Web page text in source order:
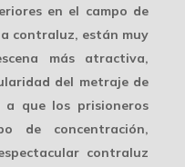
en el campo de
contraluz, están muy
más atractiva,
del metraje de
a que los prisioneros
de concentración,
contraluz